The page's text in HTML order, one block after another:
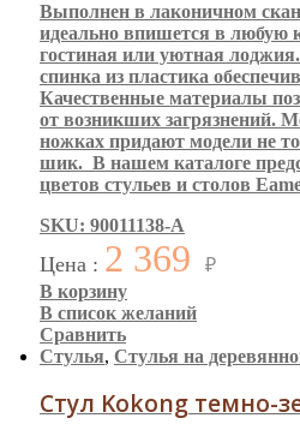
Выполнен в лаконичном
идеально впишется в любую
гостиная или уютная
спинка из пластика
Качественные материалы
от возникших загрязнений.
ножках придают модели не
шик. В нашем каталоге
цветов стульев и столов
SKU: 90011138-A
Цена : 2 369
₽
В корзину
В список желаний
Сравнить
Стулья, Стулья на
Стул Kokong темно-